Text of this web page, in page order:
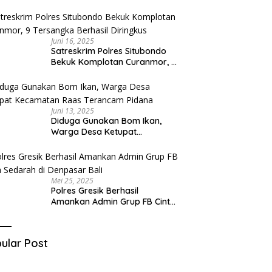
Juni 16, 2025
Satreskrim Polres Situbondo
Bekuk Komplotan Curanmor, 9
Juni 13, 2025
Diduga Gunakan Bom Ikan,
Warga Desa Ketupat
Pidana
Mei 25, 2025
Polres Gresik Berhasil
Amankan Admin Grup FB Cinta
Post